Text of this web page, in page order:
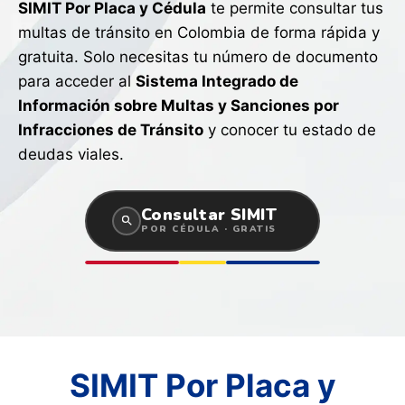
SIMIT Por Placa y Cédula te permite consultar tus
multas de tránsito en Colombia de forma rápida y
gratuita. Solo necesitas tu número de documento
para acceder al Sistema Integrado de
Información sobre Multas y Sanciones por
Infracciones de Tránsito y conocer tu estado de
deudas viales.
Consultar SIMIT
POR CÉDULA · GRATIS
SIMIT Por Placa y